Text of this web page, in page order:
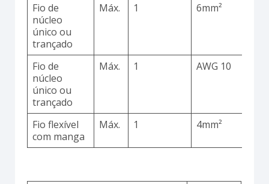
Fio de
núcleo
único ou
trançado
Máx. 1 6mm²
Fio de
núcleo
único ou
trançado
Máx. 1 AWG 10
Fio flexível
com manga
Máx. 1 4mm²